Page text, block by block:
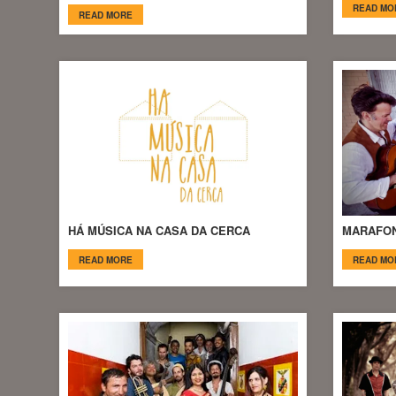
READ MORE
READ
HÁ MÚSICA NA CASA DA CERCA
READ MORE READ